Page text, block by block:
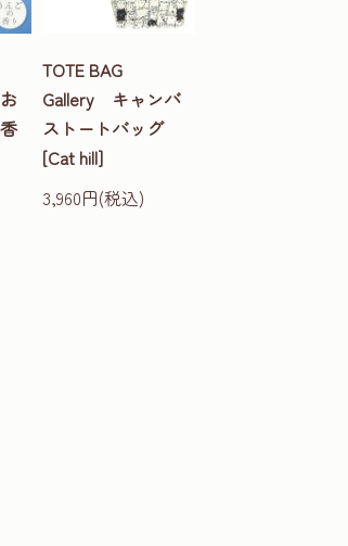
TOTE BAG
Gallery キャンバ
ストートバッグ
[Cat hill]
3,960円(税込)